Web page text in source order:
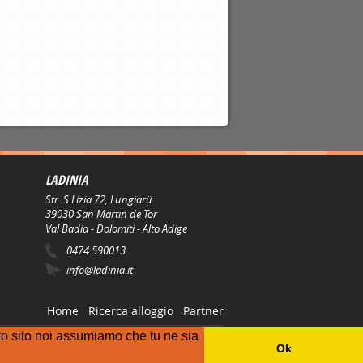
sito noi assumiamo che tu ne sia
Ok
LADINIA
Str. S.Lizia 72, Lungiarü
39030San Martin de Tor
Val Badia - Dolomiti - Alto Adige
0474 590013
info@ladinia.it
Home Ricerca alloggio Partner